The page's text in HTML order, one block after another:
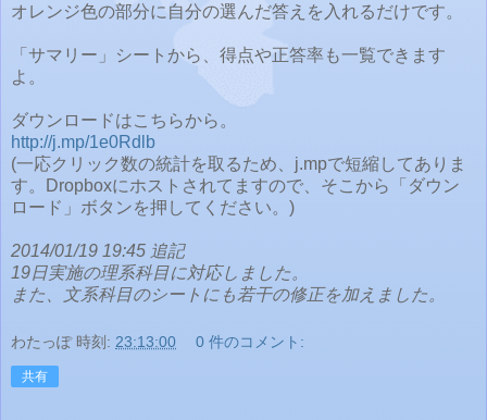
オレンジ色の部分に自分の選んだ答えを入れるだけです。
「サマリー」シートから、得点や正答率も一覧できます
よ。
ダウンロードはこちらから。
http://j.mp/1e0Rdlb
(一応クリック数の統計を取るため、j.mpで短縮してありま
す。Dropboxにホストされてますので、そこから「ダウン
ロード」ボタンを押してください。)
2014/01/19 19:45 追記
19日実施の理系科目に対応しました。
また、文系科目のシートにも若干の修正を加えました。
わたっぽ 時刻: 23:13:00 0 件のコメント:
共有